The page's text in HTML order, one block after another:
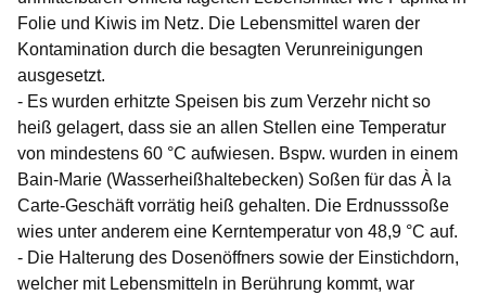
Folie und Kiwis im Netz. Die Lebensmittel waren der
Kontamination durch die besagten Verunreinigungen
ausgesetzt.
- Es wurden erhitzte Speisen bis zum Verzehr nicht so
heiß gelagert, dass sie an allen Stellen eine Temperatur
von mindestens 60 °C aufwiesen. Bspw. wurden in einem
Bain-Marie (Wasserheißhaltebecken) Soßen für das À la
Carte-Geschäft vorrätig heiß gehalten. Die Erdnusssoße
wies unter anderem eine Kerntemperatur von 48,9 °C auf.
- Die Halterung des Dosenöffners sowie der Einstichdorn,
welcher mit Lebensmitteln in Berührung kommt, war